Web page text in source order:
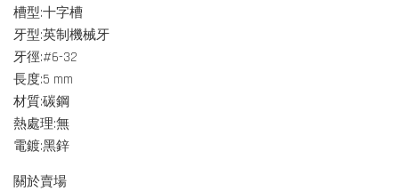
槽型:十字槽
牙型:英制機械牙
牙徑:#6-32
長度:5 mm
材質:碳鋼
熱處理:無
電鍍:黑鋅
關於賣場